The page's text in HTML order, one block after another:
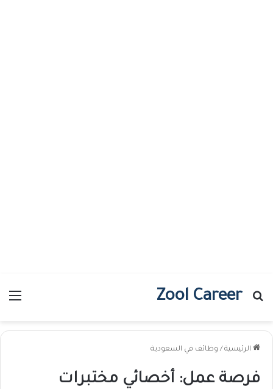
Zool Career
بحث عن
الرئيسية / وظائف في السعودية
فرصة عمل: أخصائي مختبرات